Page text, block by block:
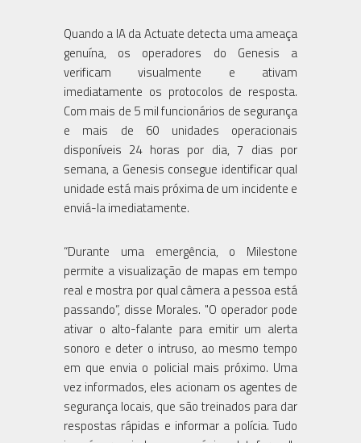
Quando a IA da Actuate detecta uma ameaça
genuína, os operadores do Genesis a
verificam visualmente e ativam
imediatamente os protocolos de resposta.
Com mais de 5 mil funcionários de segurança
e mais de 60 unidades operacionais
disponíveis 24 horas por dia, 7 dias por
semana, a Genesis consegue identificar qual
unidade está mais próxima de um incidente e
enviá-la imediatamente.
“Durante uma emergência, o Milestone
permite a visualização de mapas em tempo
real e mostra por qual câmera a pessoa está
passando”, disse Morales. "O operador pode
ativar o alto-falante para emitir um alerta
sonoro e deter o intruso, ao mesmo tempo
em que envia o policial mais próximo. Uma
vez informados, eles acionam os agentes de
segurança locais, que são treinados para dar
respostas rápidas e informar a polícia. Tudo